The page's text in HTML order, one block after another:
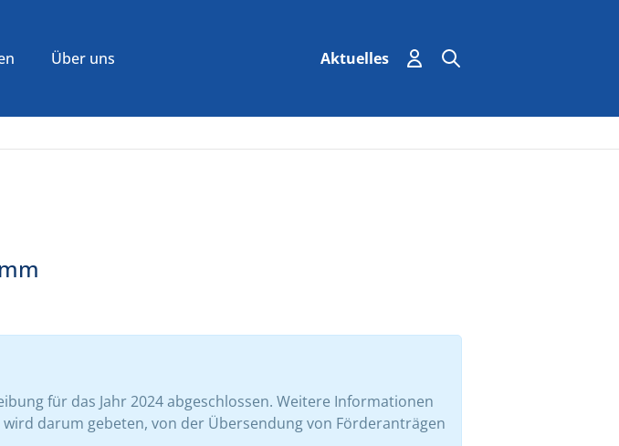
Über uns Aktuelles Einloggen
Suche
Suchen
für das Jahr 2024 abgeschlossen. Weitere Informationen
darum gebeten, von der Übersendung von Förderanträgen